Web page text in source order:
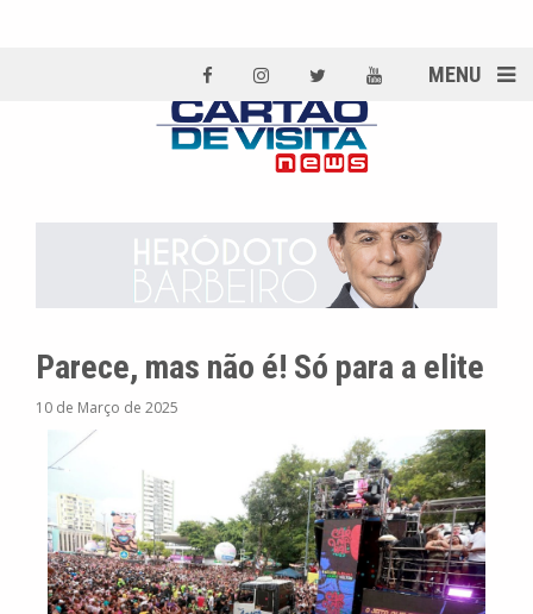
MENU
Parece, mas não é! Só para a elite
10 de Março de 2025